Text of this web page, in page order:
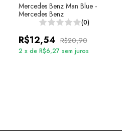
Mercedes Benz Man Blue -
Mercedes Benz
(0)
R$12,54 R$20,90
2 x de R$6,27 sem juros